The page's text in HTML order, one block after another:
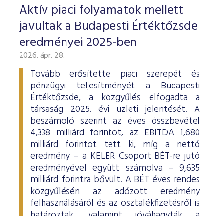
Aktív piaci folyamatok mellett
javultak a Budapesti Értéktőzsde
eredményei 2025-ben
2026. ápr. 28.
Tovább erősítette piaci szerepét és
pénzügyi teljesítményét a Budapesti
Értéktőzsde, a közgyűlés elfogadta a
társaság 2025. évi üzleti jelentését. A
beszámoló szerint az éves összbevétel
4,338 milliárd forintot, az EBITDA 1,680
milliárd forintot tett ki, míg a nettó
eredmény – a KELER Csoport BÉT-re jutó
eredményével együtt számolva – 9,635
milliárd forintra bővült. A BÉT éves rendes
közgyűlésén az adózott eredmény
felhasználásáról és az osztalékfizetésről is